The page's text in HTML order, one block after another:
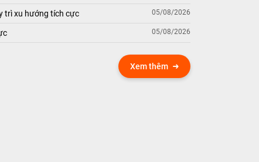
trì xu hướng tích cực 05/08/2026
05/08/2026
Xem thêm